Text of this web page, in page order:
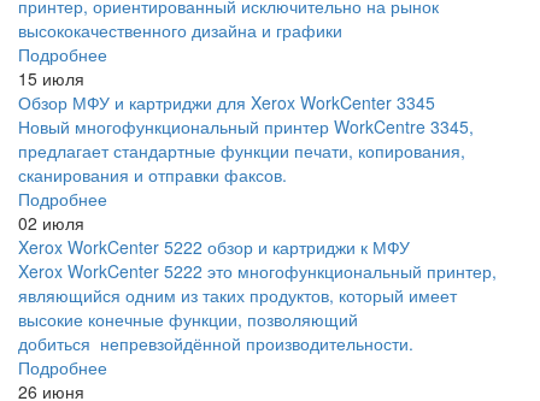
принтер, ориентированный исключительно на рынок
высококачественного дизайна и графики
Подробнее
15 июля
Обзор МФУ и картриджи для Xerox WorkCenter 3345
Новый многофункциональный принтер WorkCentre 3345,
предлагает стандартные функции печати, копирования,
сканирования и отправки факсов.
Подробнее
02 июля
Xerox WorkCenter 5222 обзор и картриджи к МФУ
Xerox WorkCenter 5222 это многофункциональный принтер,
являющийся одним из таких продуктов, который имеет
высокие конечные функции, позволяющий
добиться непревзойдённой производительности.
Подробнее
26 июня